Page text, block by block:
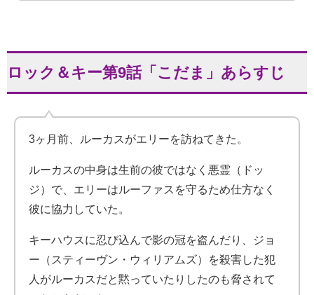
ロック＆キー第9話「こだま」あらすじ
3ヶ月前、ルーカスがエリーを訪ねてきた。
ルーカスの中身は生前の彼ではなく悪霊（ドッ
ジ）で、エリーはルーファスを守るため仕方なく
彼に協力していた。
キーハウスに忍び込んで影の冠を盗んだり、ジョ
ー（スティーヴン・ウィリアムズ）を殺害した犯
人がルーカスだと黙っていたりしたのも脅されて